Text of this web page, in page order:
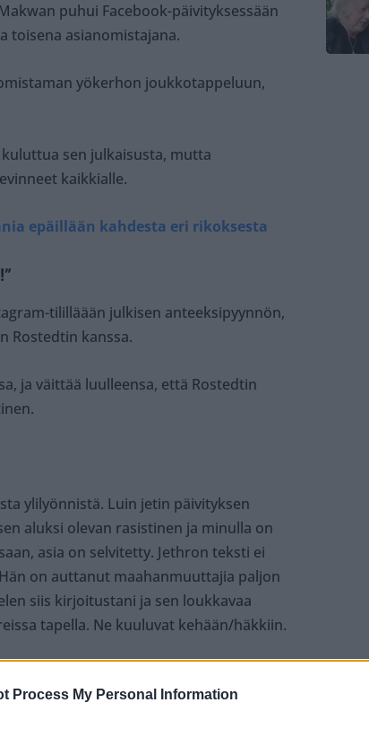
Process My Personal Information
puhui Facebook-päivityksessään
toisena asianomistajana.
yökerhon joukkotappeluun,
sen julkaisusta, mutta
kaikkialle.
epäillään kahdesta eri rikoksesta
tililläään julkisen anteeksipyynnön,
Rostedtin kanssa.
ja väittää luulleensa, että Rostedtin
ylilyönnistä. Luin jetin päivityksen
aluksi olevan rasistinen ja minulla on
asia on selvitetty. Jethron teksti ei
on auttanut maahanmuuttajia paljon
siis kirjoitustani ja sen loukkavaa
tapella. Ne kuuluvat kehään/häkkiin.